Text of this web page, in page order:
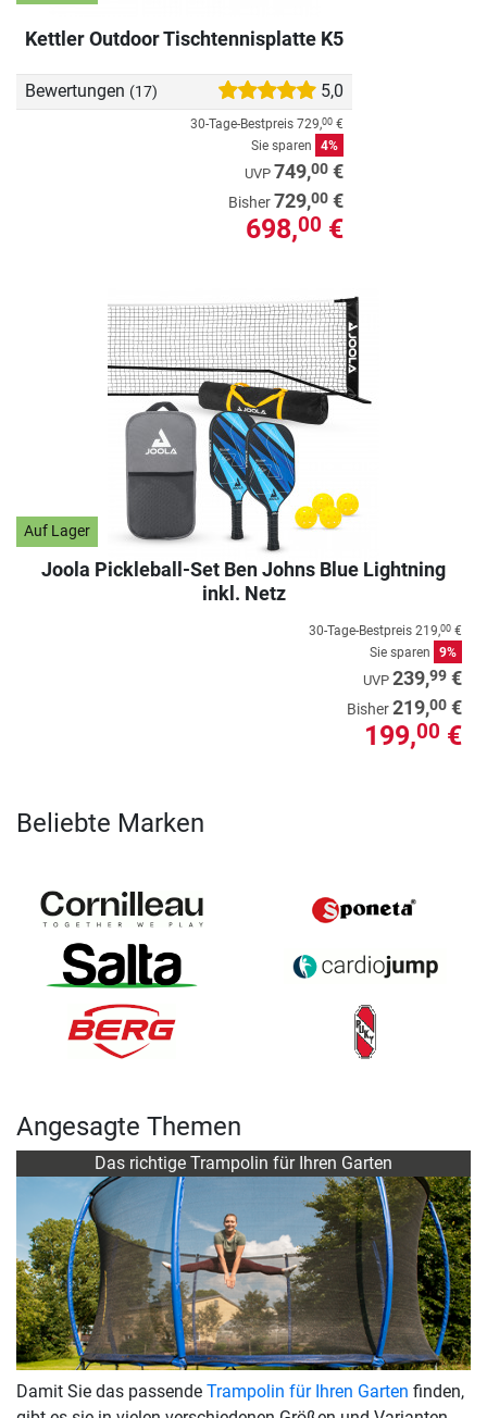
Kettler Outdoor Tischtennisplatte K5
Bewertungen (17) 5,0
30-Tage-Bestpreis 729,00 €
Sie sparen
4%
UVP 749,00 €
Bisher729,00 €
698,00 €
Auf Lager
Joola Pickleball-Set Ben Johns Blue Lightning
inkl. Netz
30-Tage-Bestpreis 219,00 €
Sie sparen
9%
UVP 239,99 €
Bisher219,00 €
199,00 €
Beliebte Marken
Angesagte Themen
Das richtige Trampolin für Ihren Garten
Damit Sie das passende Trampolin für Ihren Garten finden,